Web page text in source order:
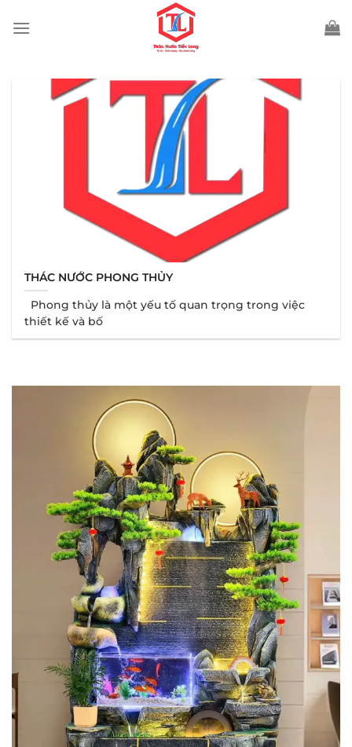
qua
THÁC NƯỚC PHONG THỦY
Phong thủy là một yếu tố quan trọng trong việc
thiết kế và bố